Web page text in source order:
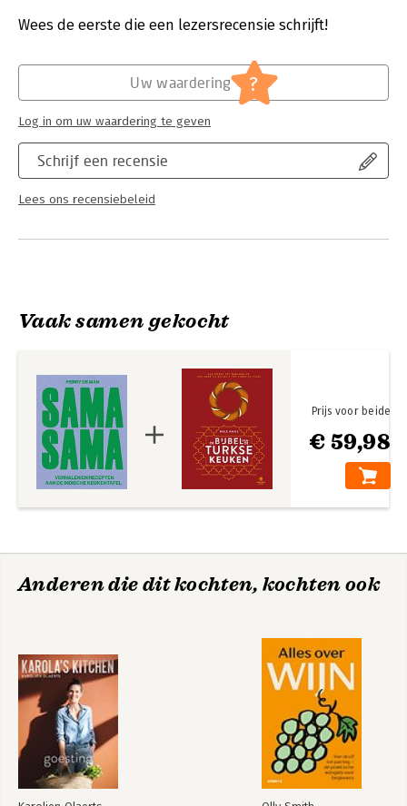
Frédérique Spigt – en lees hun bijzondere verhalen. Ook Perry
stonden, zoals zijn ketjap-bietjes, vlamtosti en sambal.
Verschijningsdatum:
26-9-2025
Wees de eerste die een lezersrecensie schrijft!
Schrijf een recensie
Lees ons recensiebeleid
Uw waardering ?
Log in om uw waardering te geven
Vaak samen gekocht
€ 59,98
Prijs voor beide
Anderen die dit kochten, kochten ook